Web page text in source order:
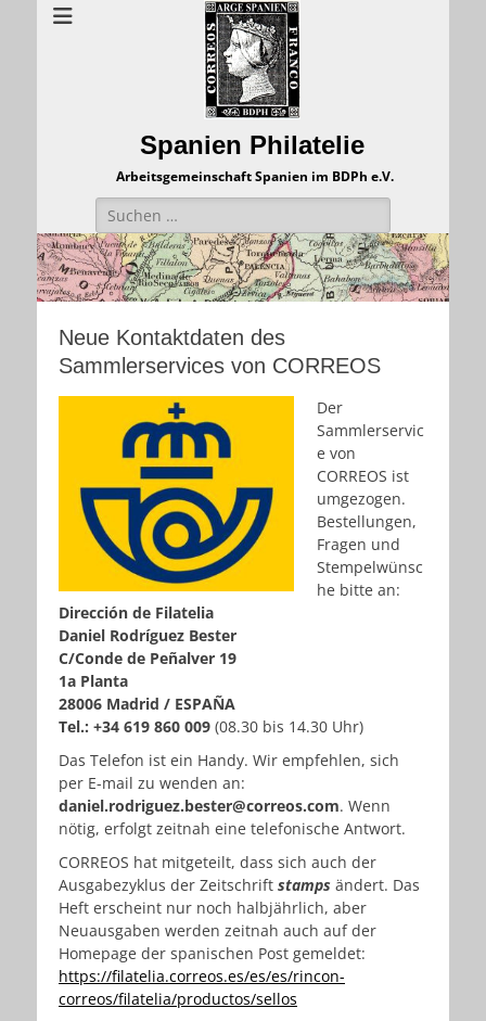
Spanien Philatelie
Arbeitsgemeinschaft Spanien im BDPh e.V.
Suchen
nach:
Neue Kontaktdaten des
Sammlerservices von CORREOS
Der
Sammlerservic
e von
CORREOS ist
umgezogen.
Bestellungen,
Fragen und
Stempelwünsc
he bitte an:
Dirección de Filatelia
Daniel Rodríguez Bester
C/Conde de Peñalver 19
1a Planta
28006 Madrid / ESPAÑA
Tel.: +34 619 860 009 (08.30 bis 14.30 Uhr)
Das Telefon ist ein Handy. Wir empfehlen, sich
per E-mail zu wenden an:
daniel.rodriguez.bester@correos.com. Wenn
nötig, erfolgt zeitnah eine telefonische Antwort.
CORREOS hat mitgeteilt, dass sich auch der
Ausgabezyklus der Zeitschrift stamps ändert. Das
Heft erscheint nur noch halbjährlich, aber
Neuausgaben werden zeitnah auch auf der
Homepage der spanischen Post gemeldet:
https://filatelia.correos.es/es/es/rincon-
correos/filatelia/productos/sellos